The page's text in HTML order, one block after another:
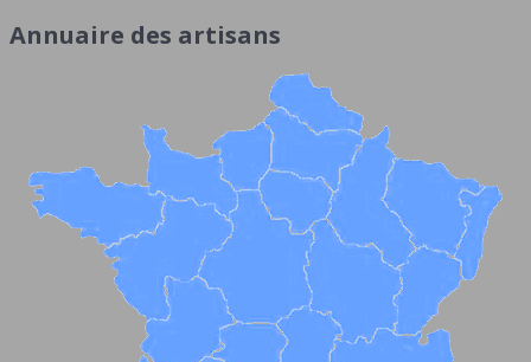
Annuaire des artisans